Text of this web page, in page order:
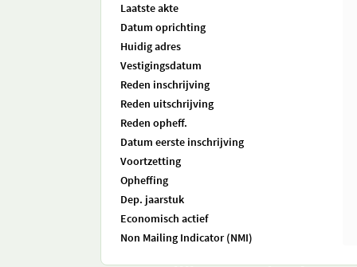
Laatste akte
Datum oprichting
Huidig adres
Vestigingsdatum
Reden inschrijving
Reden uitschrijving
Reden opheff.
Datum eerste inschrijving
Voortzetting
Opheffing
Dep. jaarstuk
Economisch actief
Non Mailing Indicator (NMI)